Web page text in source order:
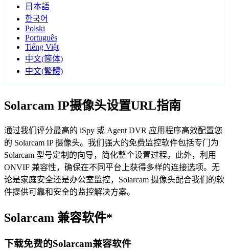
日本語
한국어
Polski
Português
Tiếng Việt
中文(简体)
中文(繁體)
Solarcam IP摄像头设置URL指南
通过我们评分最高的 iSpy 或 Agent DVR 应用程序高效配置您
的 Solarcam IP 摄像头。我们强大的免费监控软件包括专门为
Solarcam 型号定制的向导，简化整个设置过程。此外，利用
ONVIF 兼容性，确保在不同平台上获得多样的连接选项。无
论是家庭安全还是办公室监控，Solarcam 摄像头配合我们的软
件提供可靠和安全的监控解决方案。
Solarcam 兼容软件*
下载免费的Solarcam兼容软件